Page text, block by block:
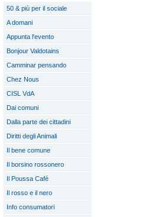
50 & più per il sociale
A domani
Appunta l'evento
Bonjour Valdotains
Camminar pensando
Chez Nous
CISL VdA
Dai comuni
Dalla parte dei cittadini
Diritti degli Animali
Il bene comune
Il borsino rossonero
Il Poussa Café
Il rosso e il nero
Info consumatori